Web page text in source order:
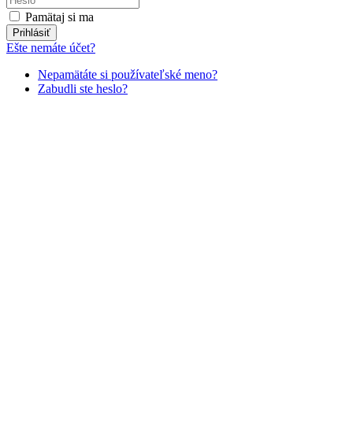
Pamätaj si ma
Prihlásiť
Ešte nemáte účet?
Nepamätáte si používateľské meno?
Zabudli ste heslo?